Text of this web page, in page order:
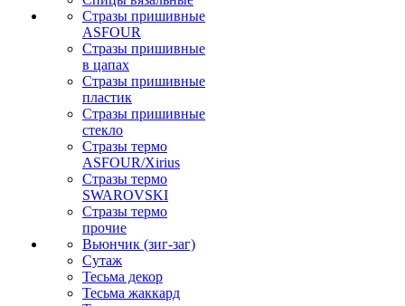
Стразы пришивные
ASFOUR
Стразы пришивные
в цапах
Стразы пришивные
пластик
Стразы пришивные
стекло
Стразы термо
ASFOUR/Xirius
Стразы термо
SWAROVSKI
Стразы термо
прочие
Вьюнчик (зиг-заг)
Сутаж
Тесьма декор
Тесьма жаккард